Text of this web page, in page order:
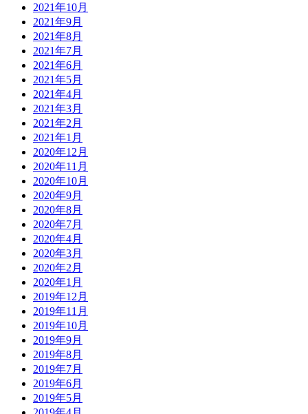
2021年10月
2021年9月
2021年8月
2021年7月
2021年6月
2021年5月
2021年4月
2021年3月
2021年2月
2021年1月
2020年12月
2020年11月
2020年10月
2020年9月
2020年8月
2020年7月
2020年4月
2020年3月
2020年2月
2020年1月
2019年12月
2019年11月
2019年10月
2019年9月
2019年8月
2019年7月
2019年6月
2019年5月